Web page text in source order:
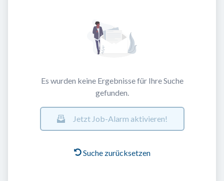
Es wurden keine Ergebnisse für Ihre Suche
gefunden.
Jetzt Job-Alarm aktivieren!
Suche zurücksetzen